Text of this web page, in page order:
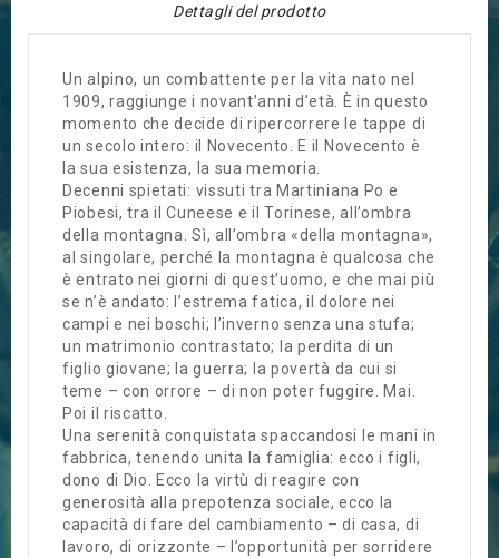
Dettagli del prodotto
Un alpino, un combattente per la vita nato nel
1909, raggiunge i novant’anni d’età. È in questo
momento che decide di ripercorrere le tappe di
un secolo intero: il Novecento. E il Novecento è
la sua esistenza, la sua memoria.
Decenni spietati: vissuti tra Martiniana Po e
Piobesi, tra il Cuneese e il Torinese, all’ombra
della montagna. Sì, all’ombra «della montagna»,
al singolare, perché la montagna è qualcosa che
è entrato nei giorni di quest’uomo, e che mai più
se n’è andato: l’estrema fatica, il dolore nei
campi e nei boschi; l’inverno senza una stufa;
un matrimonio contrastato; la perdita di un
figlio giovane; la guerra; la povertà da cui si
teme – con orrore – di non poter fuggire. Mai.
Poi il riscatto.
Una serenità conquistata spaccandosi le mani in
fabbrica, tenendo unita la famiglia: ecco i figli,
dono di Dio. Ecco la virtù di reagire con
generosità alla prepotenza sociale, ecco la
capacità di fare del cambiamento – di casa, di
lavoro, di orizzonte – l’opportunità per sorridere